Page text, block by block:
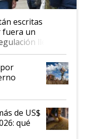
escritas
fuera un
llegó
y hasta se
al IPCVA
de US$
qué